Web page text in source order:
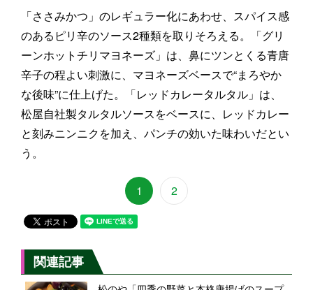
「ささみかつ」のレギュラー化にあわせ、スパイス感
のあるピリ辛のソース2種類を取りそろえる。「グリ
ーンホットチリマヨネーズ」は、鼻にツンとくる青唐
辛子の程よい刺激に、マヨネーズベースで“まろやか
な後味”に仕上げた。「レッドカレータルタル」は、
松屋自社製タルタルソースをベースに、レッドカレー
と刻みニンニクを加え、パンチの効いた味わいだとい
う。
1 2
関連記事